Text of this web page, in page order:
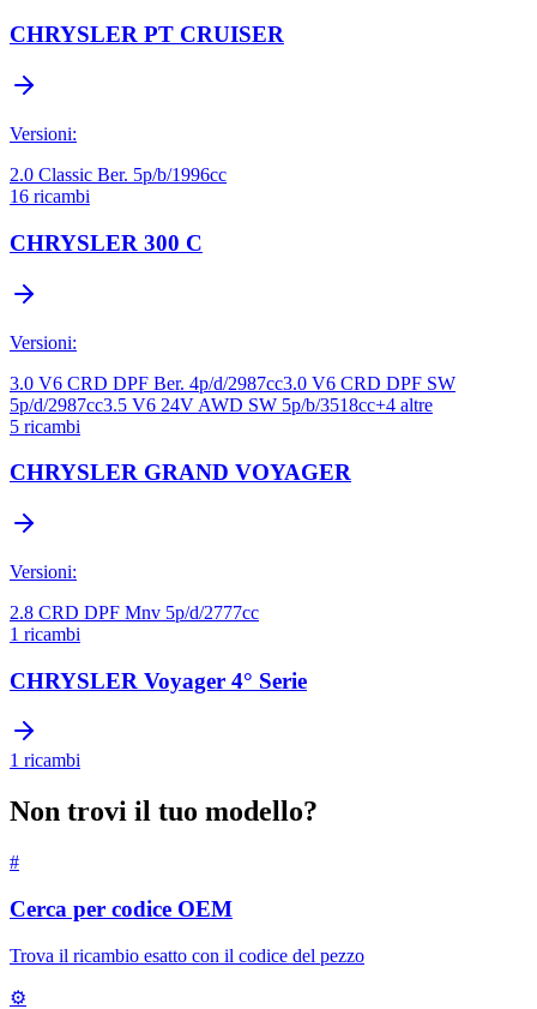
CHRYSLER PT CRUISER
Versioni:
2.0 Classic Ber. 5p/b/1996cc
16 ricambi
CHRYSLER 300 C
Versioni:
3.0 V6 CRD DPF Ber. 4p/d/2987cc3.0 V6 CRD DPF SW
5p/d/2987cc3.5 V6 24V AWD SW 5p/b/3518cc+4 altre
5 ricambi
CHRYSLER GRAND VOYAGER
Versioni:
2.8 CRD DPF Mnv 5p/d/2777cc
1 ricambi
CHRYSLER Voyager 4° Serie
1 ricambi
Non trovi il tuo modello?
#
Cerca per codice OEM
Trova il ricambio esatto con il codice del pezzo
⚙